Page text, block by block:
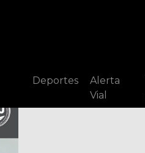
Deportes
Alerta
Vial